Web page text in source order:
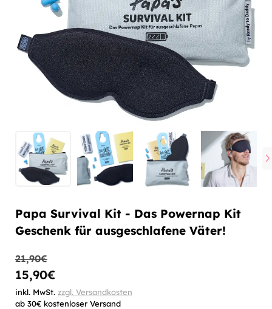
Papa Survival Kit - Das Powernap Kit
Geschenk für ausgeschlafene Väter!
21,90€
15,90€
inkl. MwSt. zzgl. Versandkosten
ab 30€ kostenloser Versand